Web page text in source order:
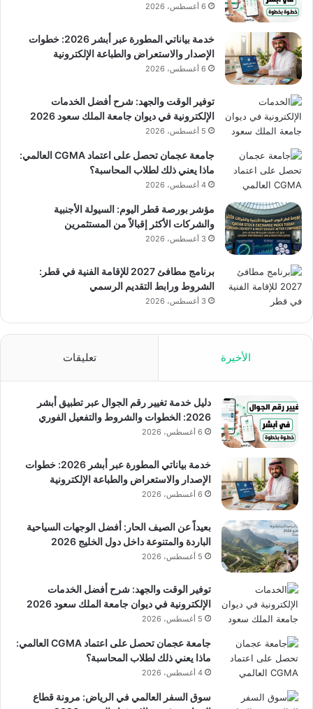
6 أغسطس، 2026
خدمة بياناتي المطورة عبر أبشر 2026: خطوات
الإصدار والاستعراض والطباعة الإلكترونية
6 أغسطس، 2026
توفير الوقت والجهد: شرح أفضل الخدمات
الإلكترونية في ديوان جامعة الملك سعود 2026
5 أغسطس، 2026
جامعة عجمان تحصل على اعتماد CGMA العالمي:
ماذا يعني ذلك لطلاب المحاسبة؟
4 أغسطس، 2026
مؤشر بورصة قطر اليوم: السيولة الأجنبية
والشركات الأكثر إقبالاً من المستثمرين
3 أغسطس، 2026
برنامج مطافئ 2027 للإقامة الفنية في قطر:
الشروط ورابط التقديم الرسمي
3 أغسطس، 2026
الأخيرة تعليقات
دليل خدمة تغيير رقم الجوال عبر تطبيق أبشر
2026: الخطوات والشروط والتفعيل الفوري
6 أغسطس، 2026
خدمة بياناتي المطورة عبر أبشر 2026: خطوات
الإصدار والاستعراض والطباعة الإلكترونية
6 أغسطس، 2026
بعيداً عن الصيف الحار: أفضل الوجهات السياحية
الباردة والمتنوعة داخل دول الخليج 2026
5 أغسطس، 2026
توفير الوقت والجهد: شرح أفضل الخدمات
الإلكترونية في ديوان جامعة الملك سعود 2026
5 أغسطس، 2026
جامعة عجمان تحصل على اعتماد CGMA العالمي:
ماذا يعني ذلك لطلاب المحاسبة؟
4 أغسطس، 2026
سوق السفر العالمي في الرياض: مرونة قطاع